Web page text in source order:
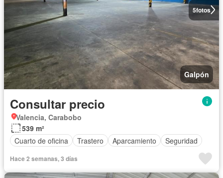
5fotos
Galpón
Consultar precio
Valencia, Carabobo
539 m²
Cuarto de oficina
Trastero Aparcamiento Seguridad
Hace 2 semanas, 3 días